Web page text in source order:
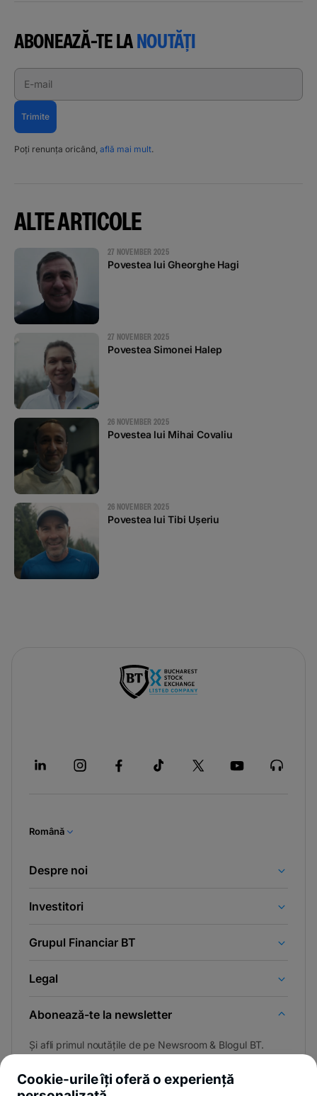
ABONEAZĂ-TE LANOUTĂȚI
E-mail
Trimite
Poți renunța oricând, află mai mult.
ALTE ARTICOLE
27 NOVEMBER 2025
Povestea lui Gheorghe Hagi
27 NOVEMBER 2025
Povestea Simonei Halep
26 NOVEMBER 2025
Povestea lui Mihai Covaliu
26 NOVEMBER 2025
Povestea lui Tibi Ușeriu
Română
Despre noi
Investitori
Grupul Financiar BT
Legal
Abonează-te la newsletter
Și afli primul noutățile de pe Newsroom & Blogul BT.
Cookie-urile îți oferă o experiență